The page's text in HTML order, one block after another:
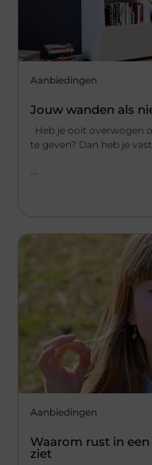
Aanbiedingen
Jouw wanden als
Heb je ooit overwogen
te geven? Dan heb je
Aanbiedingen
Waarom rust in
ziet